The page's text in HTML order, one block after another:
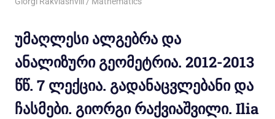
უმაღლესი ალგებრა და
ანალიზური გეომეტრია. 2012-2013
წწ. 7 ლექცია. გადანაცვლებანი და
ჩასმები. გიორგი რაქვიაშვილი. Ilia